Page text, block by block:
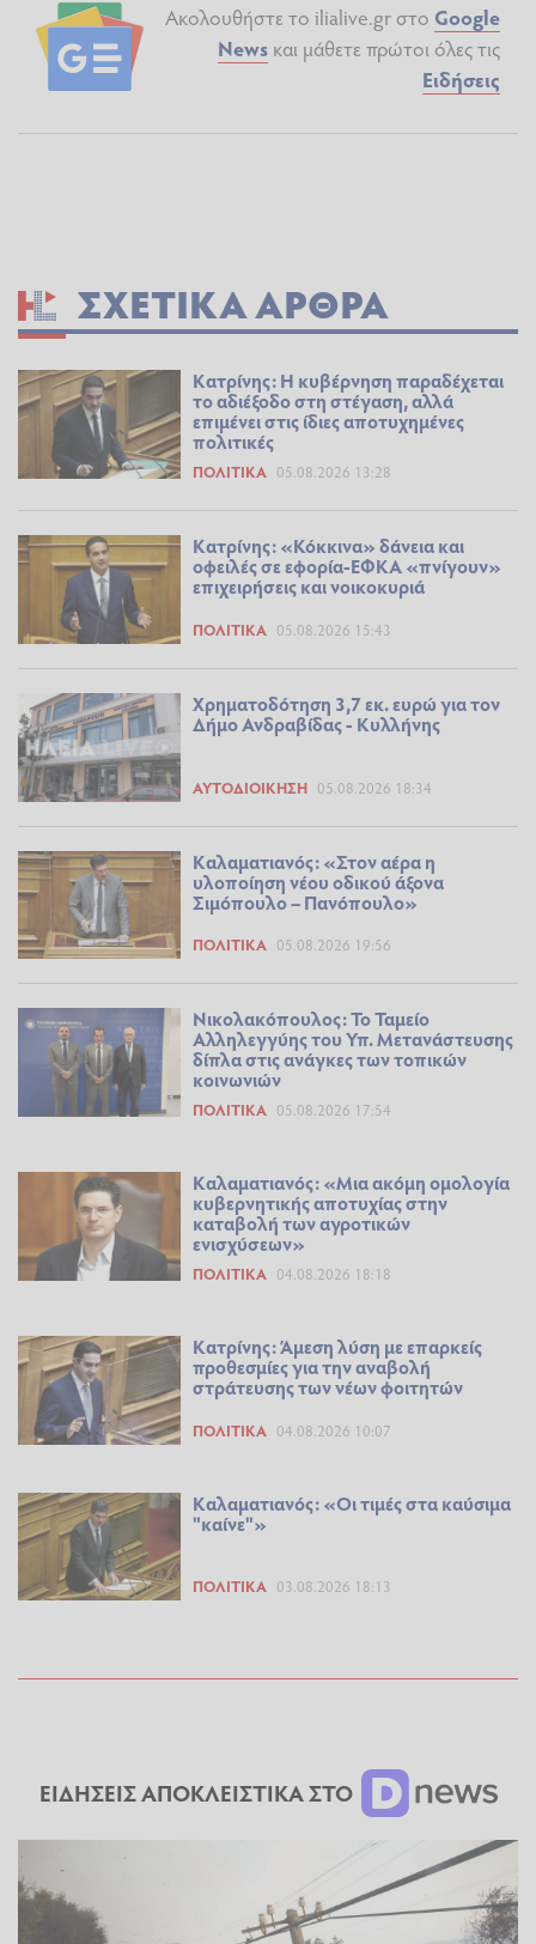
Ακολουθήστε το ilialive.gr στο Google
News και μάθετε πρώτοι όλες τις
Ειδήσεις
ΣΧΕΤΙΚΆ ΆΡΘΡΑ
Κατρίνης: Η κυβέρνηση παραδέχεται
το αδιέξοδο στη στέγαση, αλλά
επιμένει στις ίδιες αποτυχημένες
πολιτικές
ΠΟΛΙΤΙΚΆ 05.08.2026 13:28
Κατρίνης: «Κόκκινα» δάνεια και
οφειλές σε εφορία-ΕΦΚΑ «πνίγουν»
επιχειρήσεις και νοικοκυριά
ΠΟΛΙΤΙΚΆ 05.08.2026 15:43
Χρηματοδότηση 3,7 εκ. ευρώ για τον
Δήμο Ανδραβίδας - Κυλλήνης
ΑΥΤΟΔΙΟΊΚΗΣΗ 05.08.2026 18:34
Καλαματιανός: «Στον αέρα η
υλοποίηση νέου οδικού άξονα
Σιμόπουλο – Πανόπουλο»
ΠΟΛΙΤΙΚΆ 05.08.2026 19:56
Νικολακόπουλος: Το Ταμείο
Αλληλεγγύης του Υπ. Μετανάστευσης
δίπλα στις ανάγκες των τοπικών
κοινωνιών
ΠΟΛΙΤΙΚΆ 05.08.2026 17:54
Καλαματιανός: «Μια ακόμη ομολογία
κυβερνητικής αποτυχίας στην
καταβολή των αγροτικών
ενισχύσεων»
ΠΟΛΙΤΙΚΆ 04.08.2026 18:18
Κατρίνης: Άμεση λύση με επαρκείς
προθεσμίες για την αναβολή
στράτευσης των νέων φοιτητών
ΠΟΛΙΤΙΚΆ 04.08.2026 10:07
Καλαματιανός: «Οι τιμές στα καύσιμα
"καίνε"»
ΠΟΛΙΤΙΚΆ 03.08.2026 18:13
ΕΙΔΗΣΕΙΣ ΑΠΟΚΛΕΙΣΤΙΚΑ ΣΤΟ